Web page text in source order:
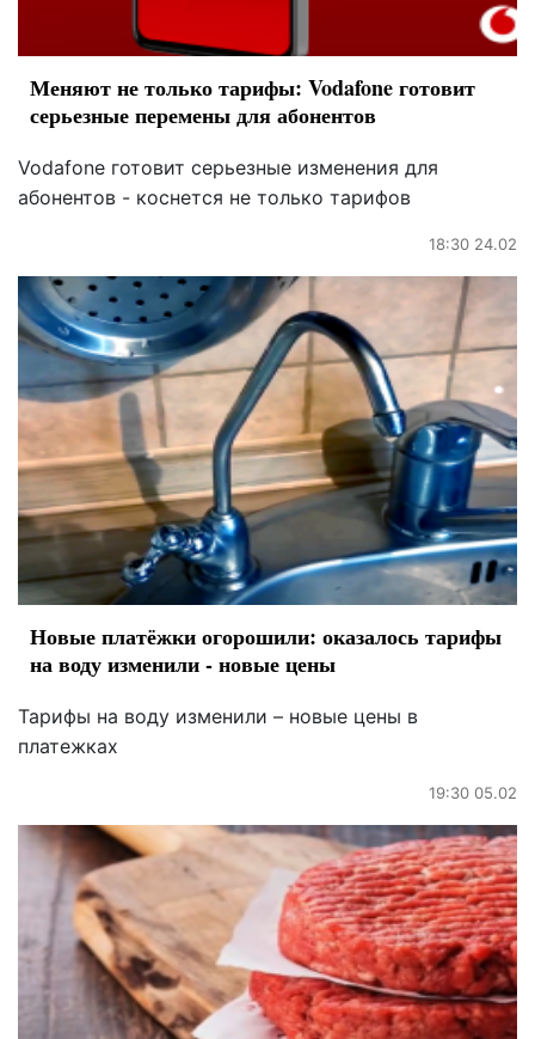
Меняют не только тарифы: Vodafone готовит
серьезные перемены для абонентов
Vodafone готовит серьезные изменения для
абонентов - коснется не только тарифов
18:30 24.02
Новые платёжки огорошили: оказалось тарифы
на воду изменили - новые цены
Тарифы на воду изменили – новые цены в
платежках
19:30 05.02